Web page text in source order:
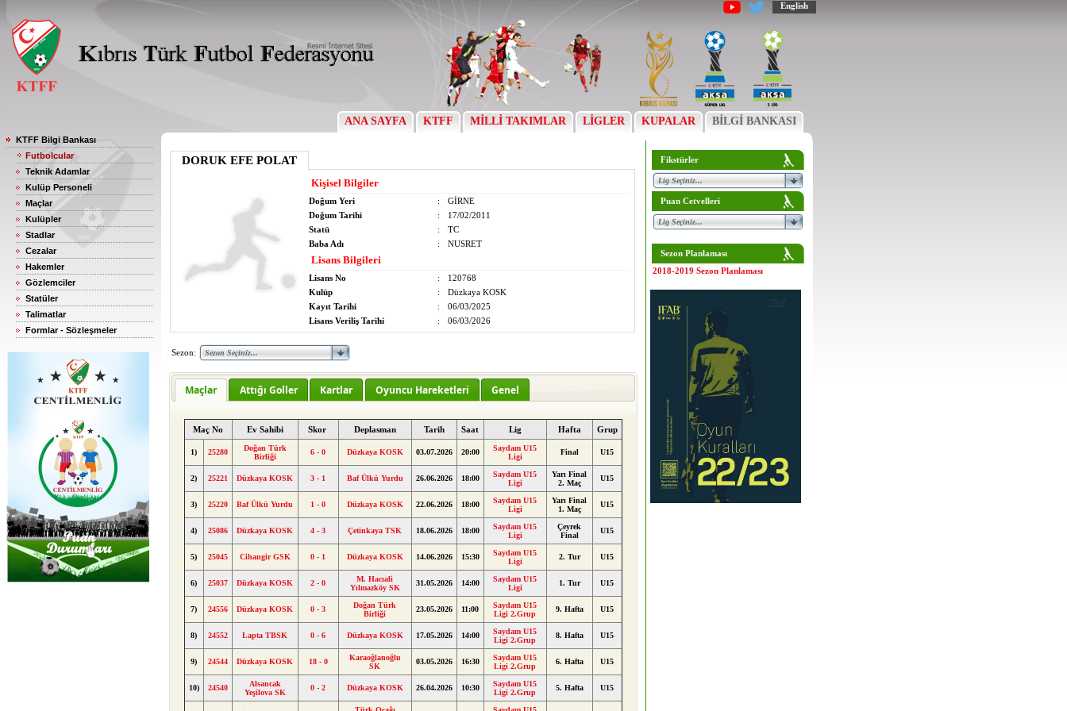
English
ANA SAYFA KTFF MİLLİ TAKIMLAR LİGLER KUPALAR BİLGİ BANKASI
KTFF Bilgi Bankası
Futbolcular
Teknik Adamlar
Kulüp Personeli
Maçlar
Kulüpler
Stadlar
Cezalar
Hakemler
Gözlemciler
Statüler
Talimatlar
Formlar - Sözleşmeler
DORUK EFE POLAT
Kişisel Bilgiler
Doğum Yeri :
GİRNE
Doğum Tarihi
:
17/02/2011
Statü
:
TC
Baba Adı
: NUSRET
Lisans Bilgileri
Lisans No :
120768
Kulüp
:
Düzkaya KOSK
Kayıt Tarihi
:
06/03/2025
Lisans Veriliş Tarihi
: 06/03/2026
Sezon:
Maçlar Attığı Goller Kartlar Oyuncu Hareketleri Genel
Maç No Ev Sahibi Skor Deplasman Tarih Saat Lig Hafta Grup
1) 25280
Doğan Türk
Birliği
6 - 0 Düzkaya KOSK 03.07.2026 20:00
Saydam U15
Ligi
Final U15
2) 25221 Düzkaya KOSK 3 - 1 Baf Ülkü Yurdu 26.06.2026 18:00
Saydam U15
Ligi
Yarı Final
2. Maç
U15
3) 25220 Baf Ülkü Yurdu 1 - 0 Düzkaya KOSK 22.06.2026 18:00
Saydam U15
Ligi
Yarı Final
1. Maç
U15
4) 25086 Düzkaya KOSK 4 - 3 Çetinkaya TSK 18.06.2026 18:00
Saydam U15
Ligi
Çeyrek
Final
U15
5) 25045 Cihangir GSK 0 - 1 Düzkaya KOSK 14.06.2026 15:30
Saydam U15
Ligi
2. Tur U15
6) 25037 Düzkaya KOSK 2 - 0
M. Hacıali
Yılmazköy SK
31.05.2026 14:00
Saydam U15
Ligi
1. Tur U15
7) 24556 Düzkaya KOSK 0 - 3
Doğan Türk
Birliği
23.05.2026 11:00
Saydam U15
Ligi 2.Grup
9. Hafta U15
8) 24552 Lapta TBSK 0 - 6 Düzkaya KOSK 17.05.2026 14:00
Saydam U15
Ligi 2.Grup
8. Hafta U15
9) 24544 Düzkaya KOSK 18 - 0
Karaoğlanoğlu
SK
03.05.2026 16:30
Saydam U15
Ligi 2.Grup
6. Hafta U15
10) 24540
Alsancak
Yeşilova SK
0 - 2 Düzkaya KOSK 26.04.2026 10:30
Saydam U15
Ligi 2.Grup
5. Hafta U15
Fikstürler
Puan Cetvelleri
Sezon Planlaması
2018-2019 Sezon Planlaması